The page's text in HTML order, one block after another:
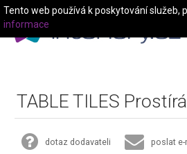
TABLE TILES
dotaz dodavateli poslat e-
Tento web používá k poskytování
informace